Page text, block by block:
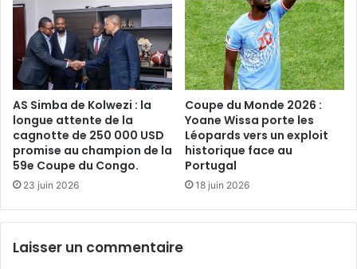
AS Simba de Kolwezi : la
longue attente de la
cagnotte de 250 000 USD
promise au champion de la
59e Coupe du Congo.
23 juin 2026
Coupe du Monde 2026 :
Yoane Wissa porte les
Léopards vers un exploit
historique face au
Portugal
18 juin 2026
Laisser un commentaire